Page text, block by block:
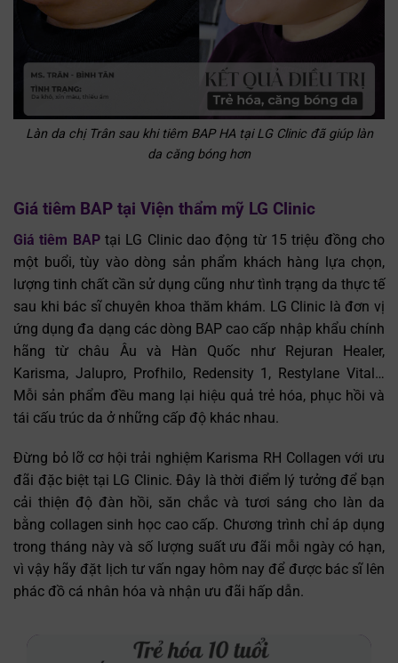
Làn da chị Trân sau khi tiêm BAP HA tại LG Clinic đã giúp làn
da căng bóng hơn
Giá tiêm BAP tại Viện thẩm mỹ LG Clinic
Giá tiêm BAPtại LG Clinic dao động từ 15 triệu đồng cho
một buổi, tùy vào dòng sản phẩm khách hàng lựa chọn,
lượng tinh chất cần sử dụng cũng như tình trạng da thực tế
sau khi bác sĩ chuyên khoa thăm khám. LG Clinic là đơn vị
ứng dụng đa dạng các dòng BAP cao cấp nhập khẩu chính
hãng từ châu Âu và Hàn Quốc như Rejuran Healer,
Karisma, Jalupro, Profhilo, Redensity 1, Restylane Vital…
Mỗi sản phẩm đều mang lại hiệu quả trẻ hóa, phục hồi và
tái cấu trúc da ở những cấp độ khác nhau.
Đừng bỏ lỡ cơ hội trải nghiệm Karisma RH Collagen với ưu
đãi đặc biệt tại LG Clinic. Đây là thời điểm lý tưởng để bạn
cải thiện độ đàn hồi, săn chắc và tươi sáng cho làn da
bằng collagen sinh học cao cấp. Chương trình chỉ áp dụng
trong tháng này và số lượng suất ưu đãi mỗi ngày có hạn,
vì vậy hãy đặt lịch tư vấn ngay hôm nay để được bác sĩ lên
phác đồ cá nhân hóa và nhận ưu đãi hấp dẫn.
Trò chuyện cùng
Trợ lý bác sĩ LG Clinic ✕